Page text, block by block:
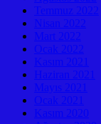
Temmuz 2022
Nisan 2022
Mart 2022
Ocak 2022
Kasım 2021
Haziran 2021
Mayıs 2021
Ocak 2021
Kasım 2020